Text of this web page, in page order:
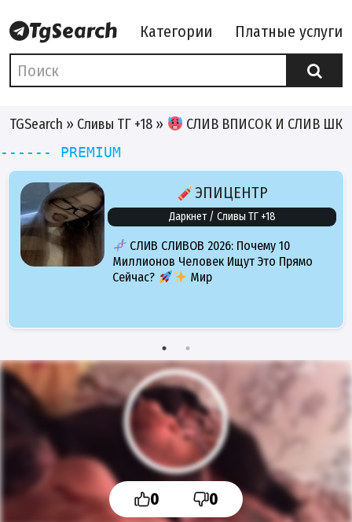
Категории Платные услуги
TGSearch » Сливы ТГ +18 » СЛИВ ВПИСОК И СЛИВ
------ PREMIUM
ЭПИЦЕНТР
Даркнет / Сливы ТГ +18
СЛИВ СЛИВОВ 2026: Почему 10
Миллионов Человек Ищут Это Прямо
Сейчас?
Мир
0 0